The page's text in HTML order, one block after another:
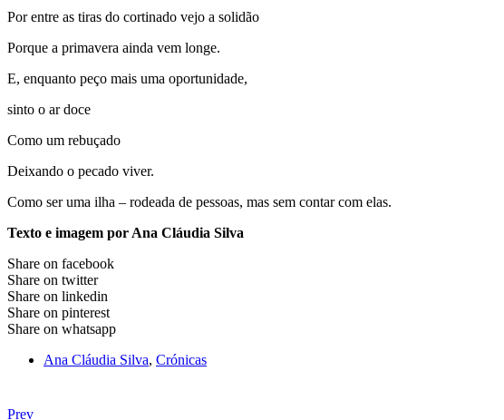
Por entre as tiras do cortinado vejo a solidão
Porque a primavera ainda vem longe.
E, enquanto peço mais uma oportunidade,
sinto o ar doce
Como um rebuçado
Deixando o pecado viver.
Como ser uma ilha – rodeada de pessoas, mas sem contar com elas.
Texto e imagem por Ana Cláudia Silva
Share on facebook
Share on twitter
Share on linkedin
Share on pinterest
Share on whatsapp
Ana Cláudia Silva, Crónicas
Prev